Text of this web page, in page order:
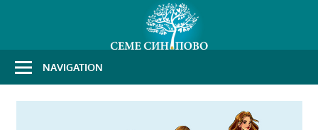
NAVIGATION